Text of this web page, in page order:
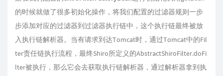
的时候就做了很多初始化操作，将我们配置的过滤器规则一步
步添加对应的过滤器到过滤器执行链中，这个执行链最终被放
入执行链解析器。当有请求到达Tomcat时，通过Tomcat中的Fil
ter责任链执行流程，最终Shiro所定义的AbstractShiroFilter.doFi
lter被执行，那么它会去获取执行链解析器，通过解析器拿到执